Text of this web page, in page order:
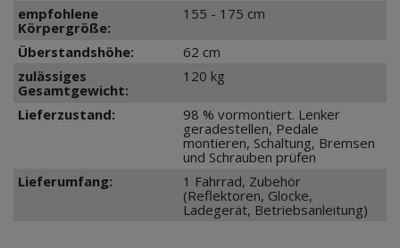
empfohlene
Körpergröße:
155 - 175 cm
Überstandshöhe:
62 cm
zulässiges
Gesamtgewicht:
120 kg
Lieferzustand:
98 % vormontiert. Lenker
geradestellen, Pedale
montieren, Schaltung, Bremsen
und Schrauben prüfen
Lieferumfang:
1 Fahrrad, Zubehör
(Reflektoren, Glocke,
Ladegerät, Betriebsanleitung)